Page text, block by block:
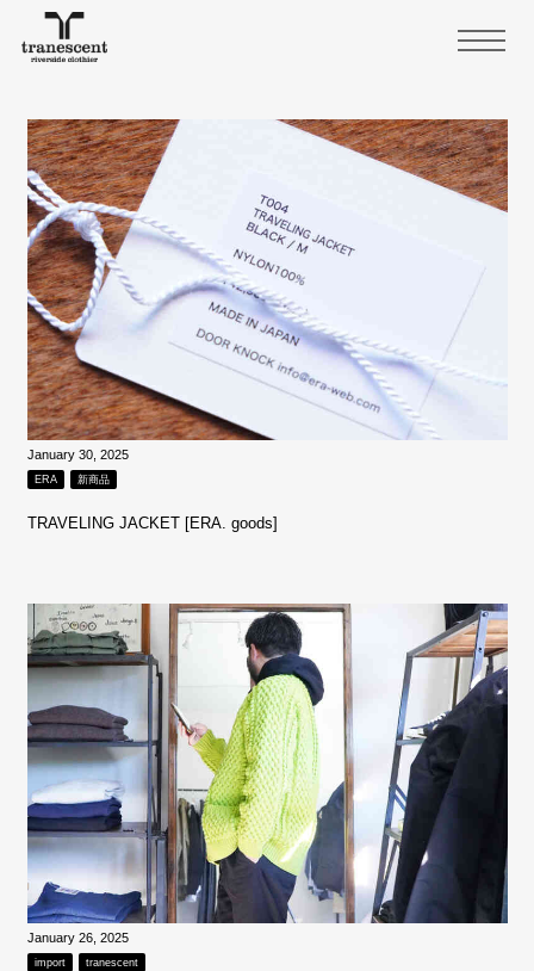
January 30, 2025
ERA 新商品
TRAVELING JACKET [ERA. goods]
January 26, 2025
import tranescent